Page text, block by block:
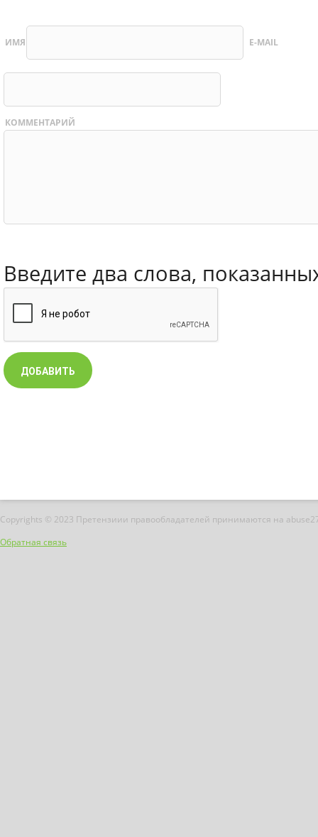
ИМЯ E-MAIL
КОММЕНТАРИЙ
Введите два слова,
Copyrights © 2023 Претензиии правообладателей принимаются на
Обратная связь